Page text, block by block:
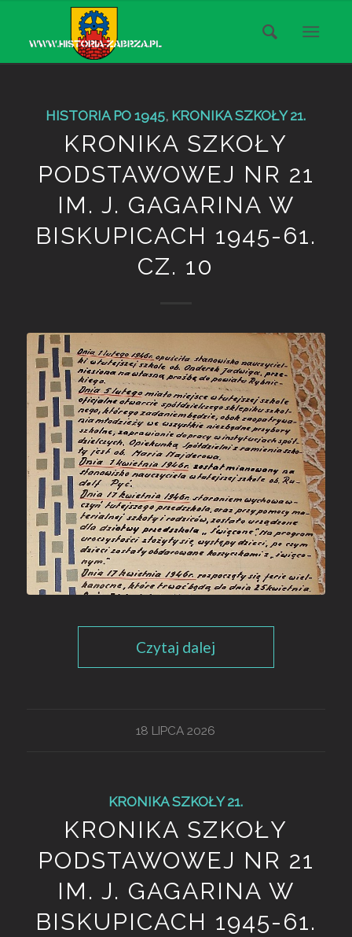
HISTORIA PO 1945, KRONIKA SZKOŁY 21.
KRONIKA SZKOŁY
PODSTAWOWEJ NR 21
IM. J. GAGARINA W
BISKUPICACH 1945-61.
CZ. 10
Czytaj dalej
18 LIPCA 2026
KRONIKA SZKOŁY 21.
KRONIKA SZKOŁY
PODSTAWOWEJ NR 21
IM. J. GAGARINA W
BISKUPICACH 1945-61.